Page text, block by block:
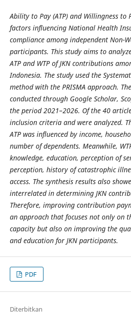
Ability to Pay (ATP) and Willingness to
factors influencing National Health
compliance among independent Non-
participants. This study aims to
ATP and WTP of JKN contributions
Indonesia. The study used the
method with the PRISMA approach.
conducted through Google Scholar,
the period 2021–2026. Of the 40
inclusion criteria and were analyzed.
ATP was influenced by income,
number of dependents. Meanwhile,
knowledge, education, perception of
perception, history of catastrophic
access. The synthesis results also
interrelated in determining JKN
Therefore, improving contribution
an approach that focuses not only on
capacity but also on improving the
and education for JKN participants.
PDF
Diterbitkan